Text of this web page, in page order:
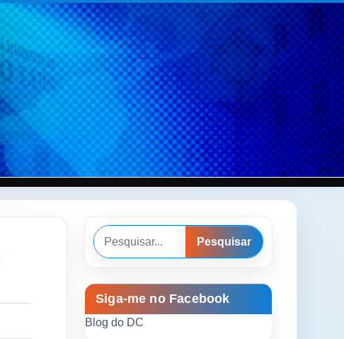
Pesquisar
Pesquisar
Siga-me no Facebook
Blog do DC